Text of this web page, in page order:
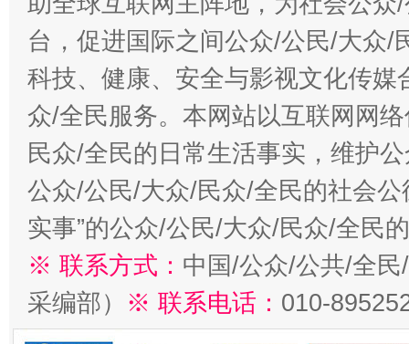
台，促进国际之间公众/公民/大众/
科技、健康、安全与影视文化传
众/全民服务。本网站以互联网网
民众/全民的日常生活事实，维护
公众/公民/大众/民众/全民的社会公
实事”的公众/公民/大众/民众/全民
※ 联系方式： 中国/公众/公共/全
采编部） ※ 联系电话： 010-